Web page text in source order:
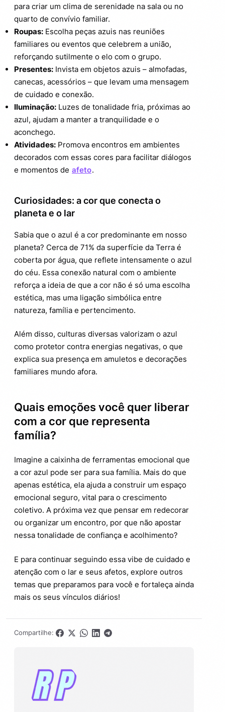
para criar um clima de serenidade na sala ou no
quarto de convívio familiar.
Roupas: Escolha peças azuis nas reuniões
familiares ou eventos que celebrem a união,
reforçando sutilmente o elo com o grupo.
Presentes: Invista em objetos azuis – almofadas,
canecas, acessórios – que levam uma mensagem
de cuidado e conexão.
Iluminação: Luzes de tonalidade fria, próximas ao
azul, ajudam a manter a tranquilidade e o
aconchego.
Atividades: Promova encontros em ambientes
decorados com essas cores para facilitar diálogos
e momentos de afeto.
Curiosidades: a cor que conecta o
planeta e o lar
Sabia que o azul é a cor predominante em nosso
planeta? Cerca de 71% da superfície da Terra é
coberta por água, que reflete intensamente o azul
do céu. Essa conexão natural com o ambiente
reforça a ideia de que a cor não é só uma escolha
estética, mas uma ligação simbólica entre
natureza, família e pertencimento.
Além disso, culturas diversas valorizam o azul
como protetor contra energias negativas, o que
explica sua presença em amuletos e decorações
familiares mundo afora.
Quais emoções você quer liberar
com a cor que representa
família?
Imagine a caixinha de ferramentas emocional que
a cor azul pode ser para sua família. Mais do que
apenas estética, ela ajuda a construir um espaço
emocional seguro, vital para o crescimento
coletivo. A próxima vez que pensar em redecorar
ou organizar um encontro, por que não apostar
nessa tonalidade de confiança e acolhimento?
E para continuar seguindo essa vibe de cuidado e
atenção com o lar e seus afetos, explore outros
temas que preparamos para você e fortaleça ainda
mais os seus vínculos diários!
Compartilhe: